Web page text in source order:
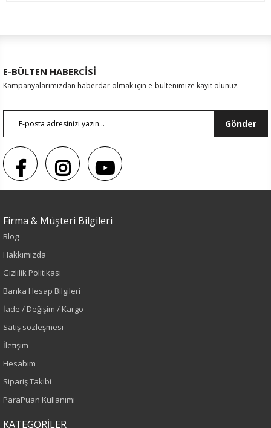
Renk
Sezon
Yaş Grubu
Yetişkin
Kalıp
E-BÜLTEN HABERCİSİ
Kampanyalarımızdan haberdar olmak için e-bültenimize kayıt olunuz.
Gönder
Firma & Müşteri Bilgileri
Blog
Hakkımızda
Gizlilik Politikası
Banka Hesap Bilgileri
İade / Değişim / Kargo
Satış sözleşmesi
İletişim
Hesabım
Sipariş Takibi
ParaPuan Kullanımı
KATEGORİLER